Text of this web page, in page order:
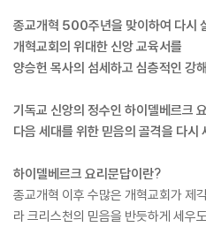
종교개혁 500주년을 맞이하여 다시
개혁교회의 위대한 신앙 교육서를
양승헌 목사의 섬세하고 심층적인 강
기독교 신앙의 정수인 하이델베르크
다음 세대를 위한 믿음의 골격을 다시
하이델베르크 요리문답이란?
종교개혁 이후 수많은 개혁교회가 제
라 크리스천의 믿음을 반듯하게 세우